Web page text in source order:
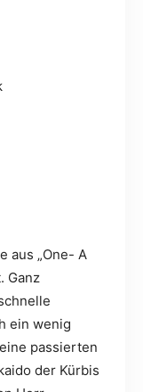
aus „One- A
Ganz
ein wenig
passierten
der Kürbis